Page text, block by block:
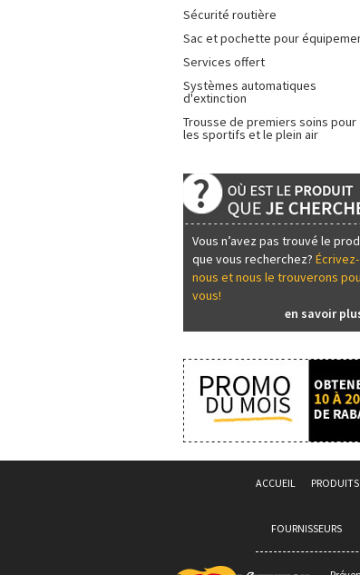
Sécurité routière
Sac et pochette pour
Services offert
Systèmes automatiques
d'extinction
Trousse de premiers soins pour
les sportifs et le plein air
Vous n’avez pas trouvé le
que vous recherchez? Écrivez-
nous et nous le trouverons
vous!
en savoir
ACCUEIL PRODUITS
FOURNISSEURS